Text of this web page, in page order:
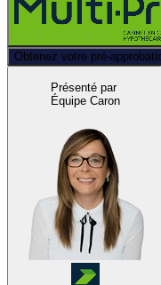
Obtenez votre pré-
Présenté par
Équipe Caron